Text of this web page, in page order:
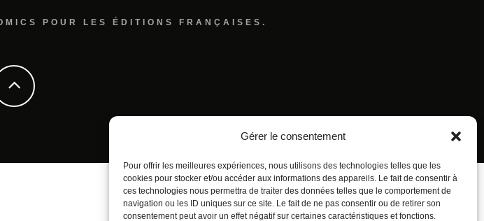
Gérer le consentement
Pour offrir les meilleures expériences, nous utilisons des technologies telles que les
cookies pour stocker et/ou accéder aux informations des appareils. Le fait de consentir à
ces technologies nous permettra de traiter des données telles que le comportement de
navigation ou les ID uniques sur ce site. Le fait de ne pas consentir ou de retirer son
consentement peut avoir un effet négatif sur certaines caractéristiques et fonctions.
POUR LES ÉDITIONS FRANÇAISES.